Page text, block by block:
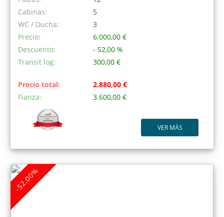
Cabinas:
5
WC / Ducha:
3
Precio:
6.000,00 €
Descuento:
- 52,00 %
Transit log:
300,00 €
Precio total:
2.880,00 €
Fianza:
3.600,00 €
VER MÁS
-52,00%